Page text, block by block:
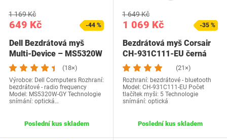
649 Kč
1 169 Kč
-44 %
Dell Bezdrátová myš
Multi-Device – MS5320W
(18×)
Výrobce: Dell Computers Rozhraní:
bezdrátové - radio frequency
Model: ‎MS5320W-GY Technologie
snímání: optická…
Poslední kus skladem
1 069 Kč
1 649 Kč
-35 %
Bezdrátová myš Corsair
CH-931C111-EU černá
(21×)
Rozhraní: bezdrátové - bluetooth
Model: CH-931C111-EU Počet
tlačítek myši: 5 Technologie
snímání: optická
Poslední kus skladem